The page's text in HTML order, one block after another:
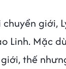
giới,
Linh. Mặc
thế